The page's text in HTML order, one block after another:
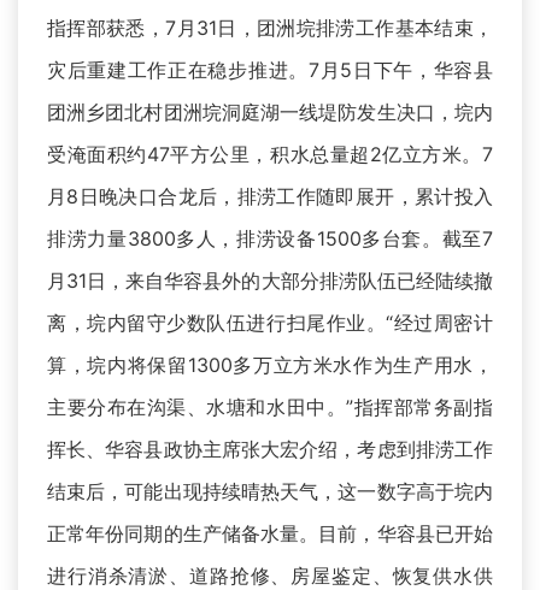
指挥部获悉，7月31日，团洲垸排涝工作基本结束，
灾后重建工作正在稳步推进。7月5日下午，华容县
团洲乡团北村团洲垸洞庭湖一线堤防发生决口，垸内
受淹面积约47平方公里，积水总量超2亿立方米。7
月8日晚决口合龙后，排涝工作随即展开，累计投入
排涝力量3800多人，排涝设备1500多台套。截至7
月31日，来自华容县外的大部分排涝队伍已经陆续撤
离，垸内留守少数队伍进行扫尾作业。“经过周密计
算，垸内将保留1300多万立方米水作为生产用水，
主要分布在沟渠、水塘和水田中。”指挥部常务副指
挥长、华容县政协主席张大宏介绍，考虑到排涝工作
结束后，可能出现持续晴热天气，这一数字高于垸内
正常年份同期的生产储备水量。目前，华容县已开始
进行消杀清淤、道路抢修、房屋鉴定、恢复供水供